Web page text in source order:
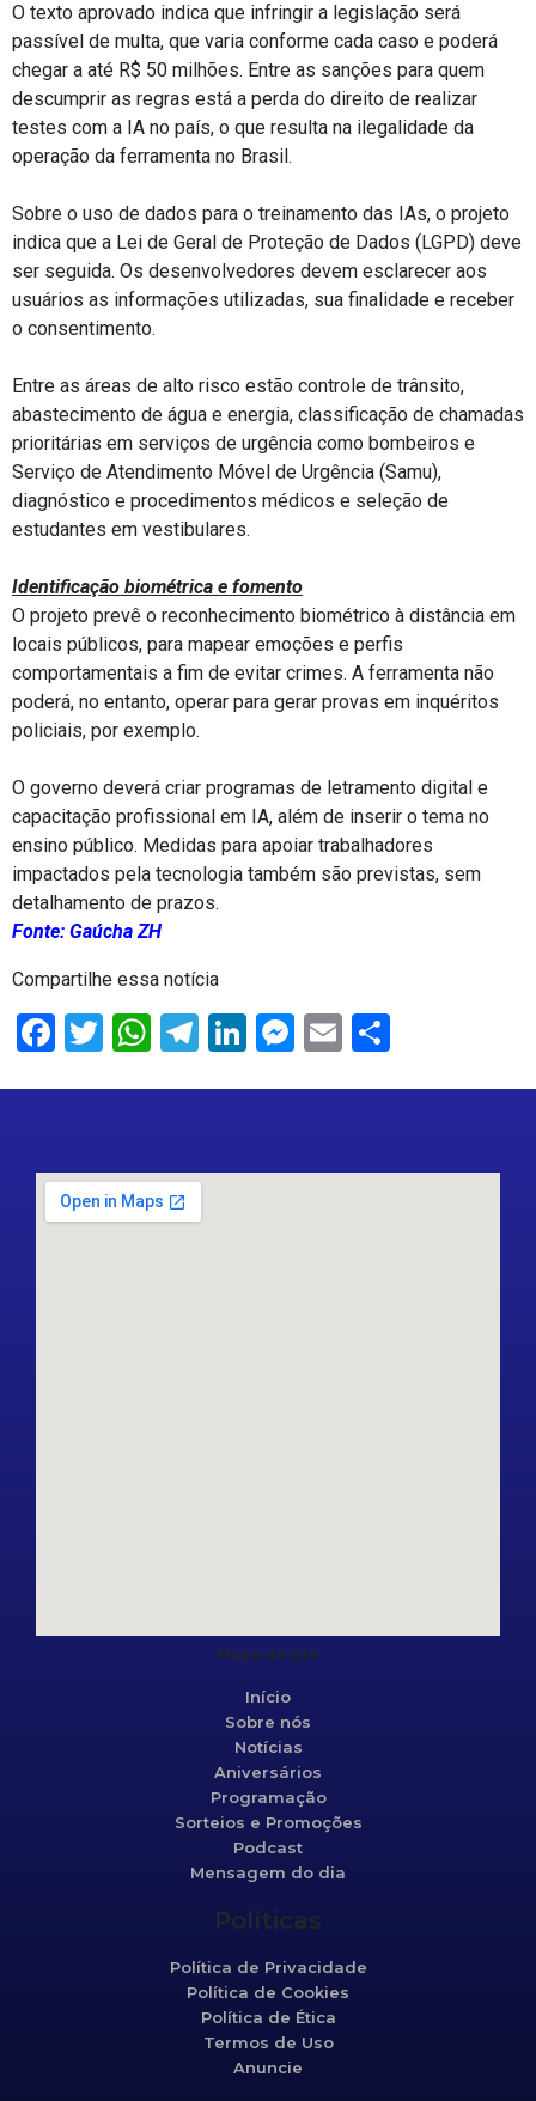
O texto aprovado indica que infringir a legislação será
passível de multa, que varia conforme cada caso e poderá
chegar a até R$ 50 milhões. Entre as sanções para quem
descumprir as regras está a perda do direito de realizar
testes com a IA no país, o que resulta na ilegalidade da
operação da ferramenta no Brasil.
Sobre o uso de dados para o treinamento das IAs, o projeto
indica que a Lei de Geral de Proteção de Dados (LGPD) deve
ser seguida. Os desenvolvedores devem esclarecer aos
usuários as informações utilizadas, sua finalidade e receber
o consentimento.
Entre as áreas de alto risco estão controle de trânsito,
abastecimento de água e energia, classificação de chamadas
prioritárias em serviços de urgência como bombeiros e
Serviço de Atendimento Móvel de Urgência (Samu),
diagnóstico e procedimentos médicos e seleção de
estudantes em vestibulares.
Identificação biométrica e fomento
O projeto prevê o reconhecimento biométrico à distância em
locais públicos, para mapear emoções e perfis
comportamentais a fim de evitar crimes. A ferramenta não
poderá, no entanto, operar para gerar provas em inquéritos
policiais, por exemplo.
O governo deverá criar programas de letramento digital e
capacitação profissional em IA, além de inserir o tema no
ensino público. Medidas para apoiar trabalhadores
impactados pela tecnologia também são previstas, sem
detalhamento de prazos.
Fonte: Gaúcha ZH
Compartilhe essa notícia
Facebook
Twitter
WhatsApp
Telegram
LinkedIn
Messenger
Email
Mapa do site
Início
Sobre nós
Notícias
Aniversários
Programação
Sorteios e Promoções
Podcast
Mensagem do dia
Políticas
Política de Privacidade
Política de Cookies
Política de Ética
Termos de Uso
Anuncie